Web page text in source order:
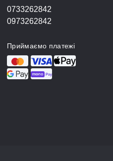
0733262842
0973262842
Приймаємо платежі